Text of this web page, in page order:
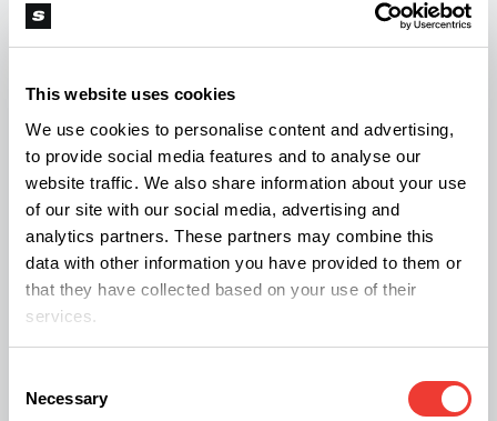
This website uses cookies
We use cookies to personalise content and advertising,
to provide social media features and to analyse our
website traffic. We also share information about your use
of our site with our social media, advertising and
analytics partners. These partners may combine this
data with other information you have provided to them or
that they have collected based on your use of their
services.
Selection
Necessary
permettent d’obtenir une vue d'ensemble de
l'activité. Statistique Canada met régulièrement à
jour ces chiffres lorsque des données plus
précises leur sont communiquées.
Statistique Canada communique également un
autre chiffre. Les ventes mensuelles de
marchandises au détail représentent le chiffre
d'affaires total des biens vendus par les
dollars. En juillet 2025, elle n’étaient que de 596